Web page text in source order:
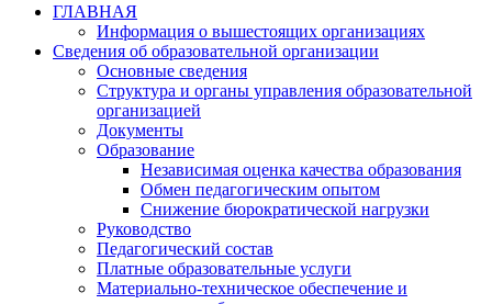
ГЛАВНАЯ
Информация о вышестоящих организациях
Сведения об образовательной организации
Основные сведения
Структура и органы управления образовательной
организацией
Документы
Образование
Независимая оценка качества образования
Обмен педагогическим опытом
Снижение бюрократической нагрузки
Руководство
Педагогический состав
Платные образовательные услуги
Материально-техническое обеспечение и